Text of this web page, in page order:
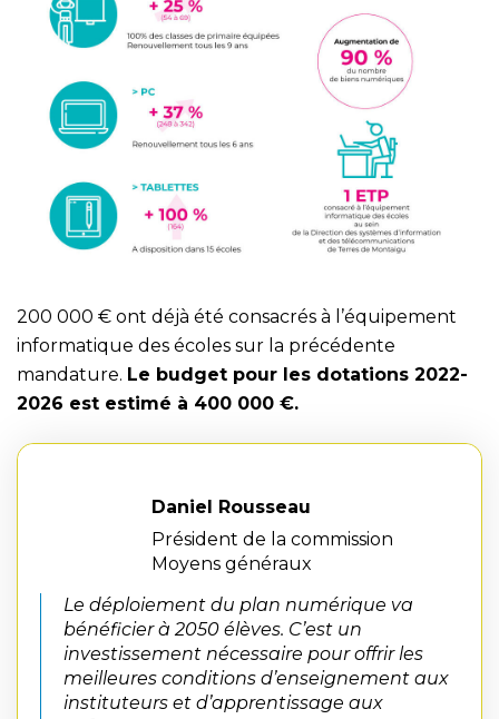
200 000 € ont déjà été consacrés à l’équipement
informatique des écoles sur la précédente
mandature. Le budget pour les dotations 2022-
2026 est estimé à 400 000 €.
Daniel Rousseau
Président de la commission
Moyens généraux
Le déploiement du plan numérique va
bénéficier à 2050 élèves. C’est un
investissement nécessaire pour offrir les
meilleures conditions d’enseignement aux
instituteurs et d’apprentissage aux